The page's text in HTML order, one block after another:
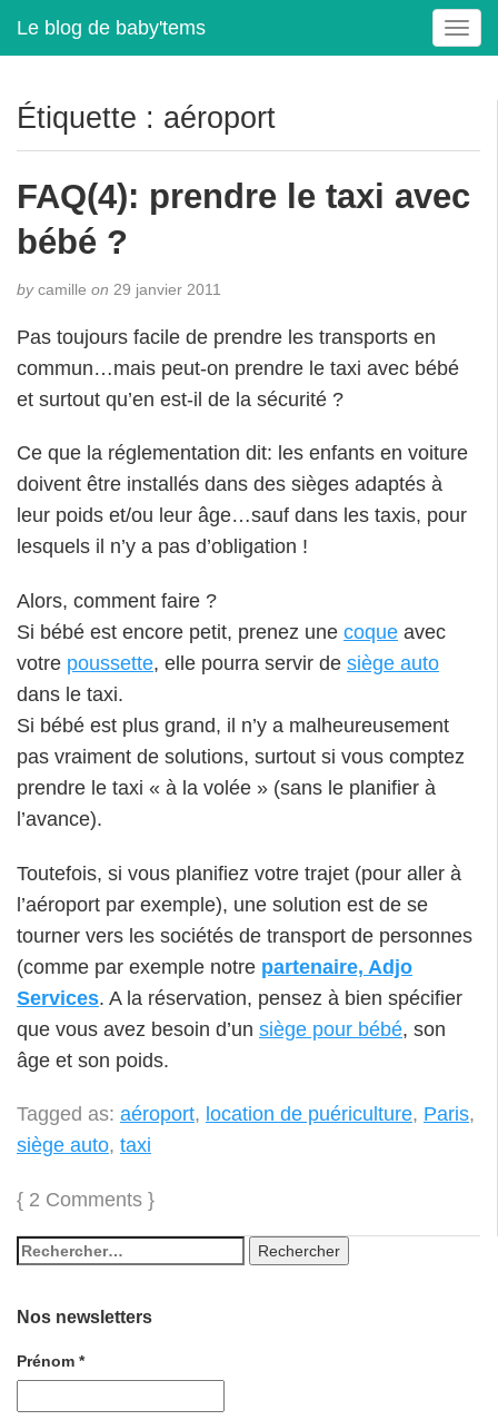
Le blog de baby'tems
T
o
e
a
o
Étiquette : aéroport
FAQ(4): prendre le taxi avec
bébé ?
bycamille on 29 janvier 2011
Pas toujours facile de prendre les transports en
commun…mais peut-on prendre le taxi avec bébé
et surtout qu’en est-il de la sécurité ?
Ce que la réglementation dit: les enfants en voiture
doivent être installés dans des sièges adaptés à
leur poids et/ou leur âge…sauf dans les taxis, pour
lesquels il n’y a pas d’obligation !
Alors, comment faire ?
Si bébé est encore petit, prenez une coque avec
votre poussette, elle pourra servir de siège auto
dans le taxi.
Si bébé est plus grand, il n’y a malheureusement
pas vraiment de solutions, surtout si vous comptez
prendre le taxi « à la volée » (sans le planifier à
l’avance).
Toutefois, si vous planifiez votre trajet (pour aller à
l’aéroport par exemple), une solution est de se
tourner vers les sociétés de transport de personnes
(comme par exemple notre partenaire, Adjo
Services. A la réservation, pensez à bien spécifier
que vous avez besoin d’un siège pour bébé, son
âge et son poids.
Tagged as: aéroport, location de puériculture, Paris,
siège auto, taxi
{ 2 Comments }
Nos newsletters
Prénom *